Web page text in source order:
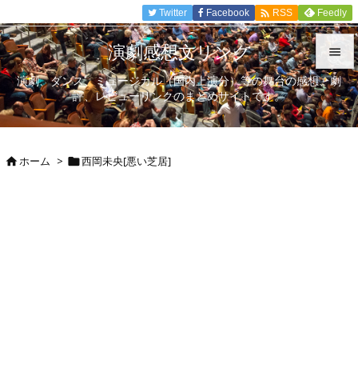


メニュ

Twitter Facebook  RSS Feedly
演劇感想文リンク
演劇、ダンス、ミュージカル（国内上演分）等の舞台の感想、劇
評、レビューリンクのまとめサイトです。
ホーム > 西岡未央[悪い芝居]